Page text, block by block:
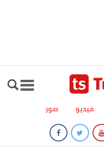
صور فيديو